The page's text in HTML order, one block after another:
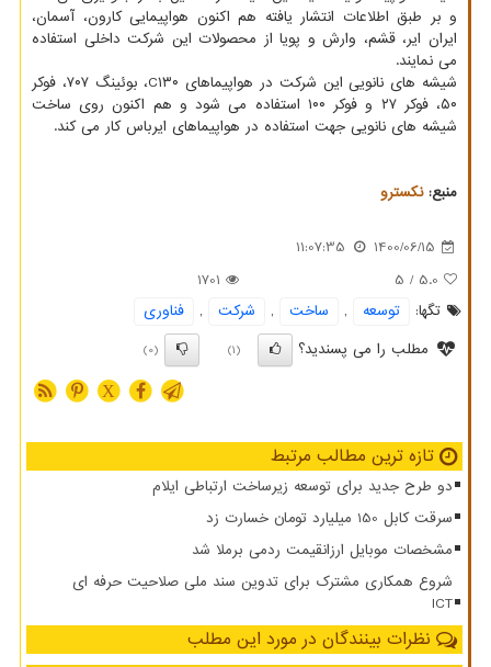
و بر طبق اطلاعات انتشار یافته هم اکنون هواپیمایی کارون، آسمان،
ایران ایر، قشم، وارش و پویا از محصولات این شرکت داخلی استفاده
می نمایند.
شیشه های نانویی این شرکت در هواپیماهای C۱۳۰، بوئینگ ۷۰۷، فوکر
۵۰، فوکر ۲۷ و فوکر ۱۰۰ استفاده می شود و هم اکنون روی ساخت
شیشه های نانویی جهت استفاده در هواپیماهای ایرباس کار می کند.
منبع:نكسترو
1400/06/15
11:07:35
5.0
/ 5
1701
تگها:
توسعه , ساخت , شركت ,
فناوری
مطلب را می پسندید؟
(1)
(0)
X
تازه ترین مطالب مرتبط
دو طرح جدید برای توسعه زیرساخت ارتباطی ایلام
سرقت کابل 150 میلیارد تومان خسارت زد
مشخصات موبایل ارزانقیمت ردمی برملا شد
شروع همکاری مشترک برای تدوین سند ملی صلاحیت حرفه ای
ICT
نظرات بینندگان در مورد این مطلب